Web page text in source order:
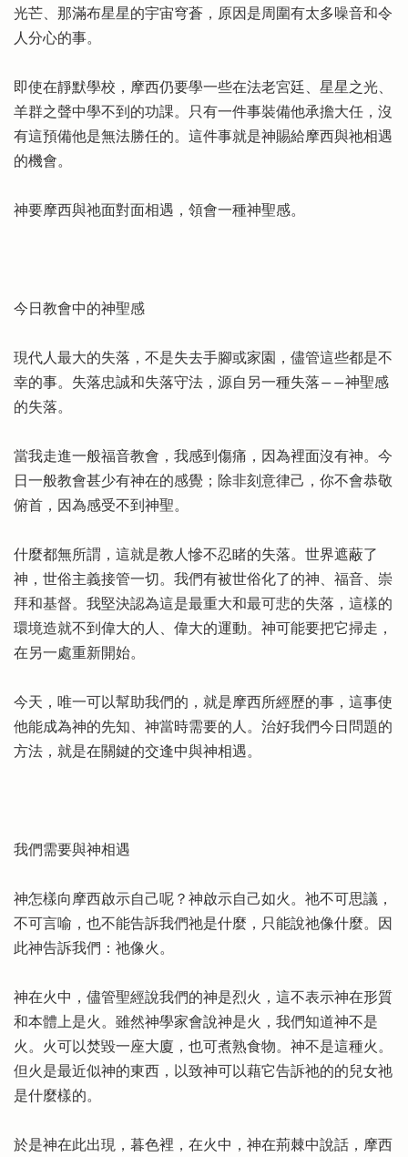
光芒、那滿布星星的宇宙穹蒼，原因是周圍有太多噪音和令
人分心的事。
即使在靜默學校，摩西仍要學一些在法老宮廷、星星之光、
羊群之聲中學不到的功課。只有一件事裝備他承擔大任，沒
有這預備他是無法勝任的。這件事就是神賜給摩西與祂相遇
的機會。
神要摩西與祂面對面相遇，領會一種神聖感。
今日教會中的神聖感
現代人最大的失落，不是失去手腳或家園，儘管這些都是不
幸的事。失落忠誠和失落守法，源自另一種失落――神聖感
的失落。
當我走進一般福音教會，我感到傷痛，因為裡面沒有神。今
日一般教會甚少有神在的感覺；除非刻意律己，你不會恭敬
俯首，因為感受不到神聖。
什麼都無所謂，這就是教人慘不忍睹的失落。世界遮蔽了
神，世俗主義接管一切。我們有被世俗化了的神、福音、崇
拜和基督。我堅決認為這是最重大和最可悲的失落，這樣的
環境造就不到偉大的人、偉大的運動。神可能要把它掃走，
在另一處重新開始。
今天，唯一可以幫助我們的，就是摩西所經歷的事，這事使
他能成為神的先知、神當時需要的人。治好我們今日問題的
方法，就是在關鍵的交逢中與神相遇。
我們需要與神相遇
神怎樣向摩西啟示自己呢？神啟示自己如火。祂不可思議，
不可言喻，也不能告訴我們祂是什麼，只能說祂像什麼。因
此神告訴我們：祂像火。
神在火中，儘管聖經說我們的神是烈火，這不表示神在形質
和本體上是火。雖然神學家會說神是火，我們知道神不是
火。火可以焚毀一座大廈，也可煮熟食物。神不是這種火。
但火是最近似神的東西，以致神可以藉它告訴祂的的兒女祂
是什麼樣的。
於是神在此出現，暮色裡，在火中，神在荊棘中說話，摩西